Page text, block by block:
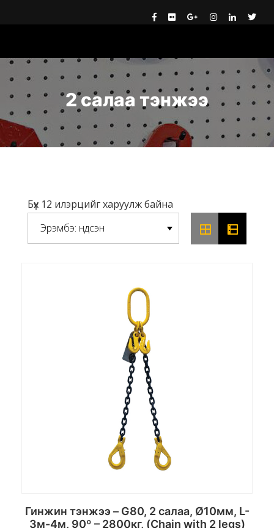
2 салаа тэнжээ
бүх 12 илэрцийг харуулж байна
Гинжин тэнжээ – G80, 2 салаа, Ø10мм, L-
3м-4м, 90º – 2800кг, (Chain with 2 legs)